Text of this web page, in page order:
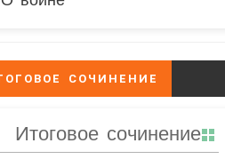
СОЧИНЕНИЕ
Итоговое сочинение